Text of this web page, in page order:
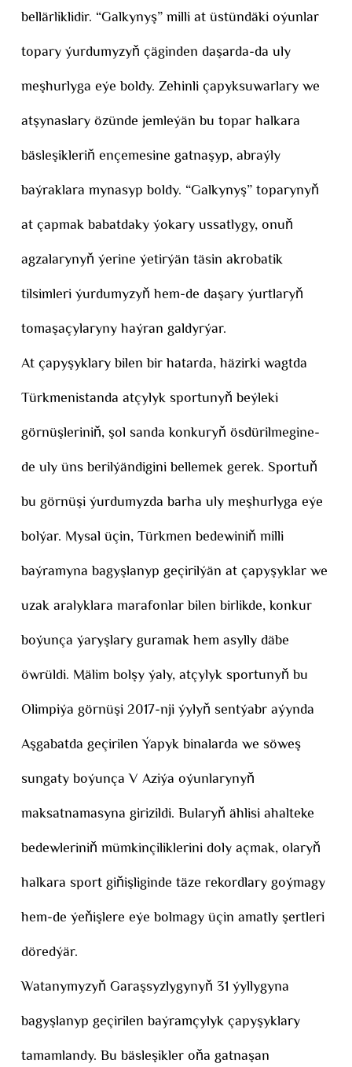
bellärliklidir. “Galkynyş” milli at üstündäki oýunlar
topary ýurdumyzyň çäginden daşarda-da uly
meşhurlyga eýe boldy. Zehinli çapyksuwarlary we
atşynaslary özünde jemleýän bu topar halkara
bäsleşikleriň ençemesine gatnaşyp, abraýly
baýraklara mynasyp boldy. “Galkynyş” toparynyň
at çapmak babatdaky ýokary ussatlygy, onuň
agzalarynyň ýerine ýetirýän täsin akrobatik
tilsimleri ýurdumyzyň hem-de daşary ýurtlaryň
tomaşaçylaryny haýran galdyrýar.
At çapyşyklary bilen bir hatarda, häzirki wagtda
Türkmenistanda atçylyk sportunyň beýleki
görnüşleriniň, şol sanda konkuryň ösdürilmegine-
de uly üns berilýändigini bellemek gerek. Sportuň
bu görnüşi ýurdumyzda barha uly meşhurlyga eýe
bolýar. Mysal üçin, Türkmen bedewiniň milli
baýramyna bagyşlanyp geçirilýän at çapyşyklar we
uzak aralyklara marafonlar bilen birlikde, konkur
boýunça ýaryşlary guramak hem asylly däbe
öwrüldi. Mälim bolşy ýaly, atçylyk sportunyň bu
Olimpiýa görnüşi 2017-nji ýylyň sentýabr aýynda
Aşgabatda geçirilen Ýapyk binalarda we söweş
sungaty boýunça V Aziýa oýunlarynyň
maksatnamasyna girizildi. Bularyň ählisi ahalteke
bedewleriniň mümkinçiliklerini doly açmak, olaryň
halkara sport giňişliginde täze rekordlary goýmagy
hem-de ýeňişlere eýe bolmagy üçin amatly şertleri
döredýär.
Watanymyzyň Garaşsyzlygynyň 31 ýyllygyna
bagyşlanyp geçirilen baýramçylyk çapyşyklary
tamamlandy. Bu bäsleşikler oňa gatnaşan